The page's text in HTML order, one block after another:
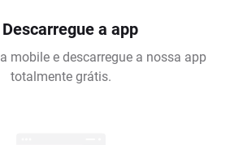
a app
mobile e descarregue a nossa app
totalmente grátis.